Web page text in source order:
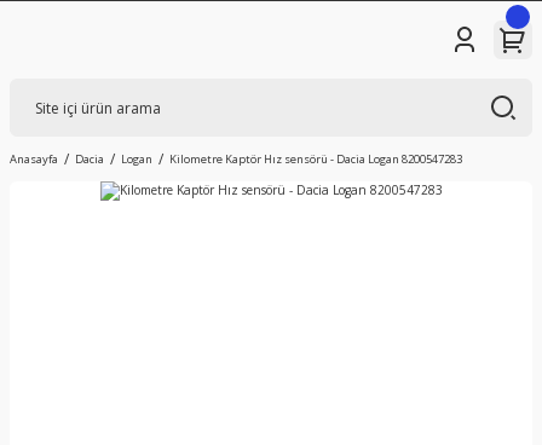
Anasayfa Dacia Logan Kilometre Kaptör Hız sensörü - Dacia Logan 8200547283